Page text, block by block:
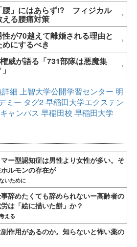
腰」にはあらず!? フィジカル
える腰痛対策
が70越えて離婚される理由と
にするべき
威が語る「731部隊は悪魔集
細 上智大学公開学習センター 明
ミー タグ2早稲田大学エクステン
ャンパス 早稲田校 早稲田大学
ー型認知症は男性より女性が多い。そ
ルモンの存在が
いために
辞めたくても辞められないー高齢者の
は「絵に描いた餅」か？
える
作用があるのか。知らないと怖い薬の